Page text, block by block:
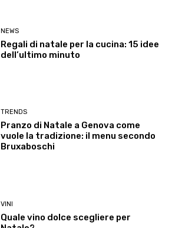
NEWS
Regali di natale per la cucina: 15 idee
dell’ultimo minuto
TRENDS
Pranzo di Natale a Genova come
vuole la tradizione: il menu secondo
Bruxaboschi
VINI
Quale vino dolce scegliere per